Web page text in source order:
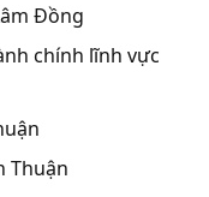
sơ bệnh án, Sổ
dịch vụ “Bảo
Đồng
chính lĩnh vực
Thuận